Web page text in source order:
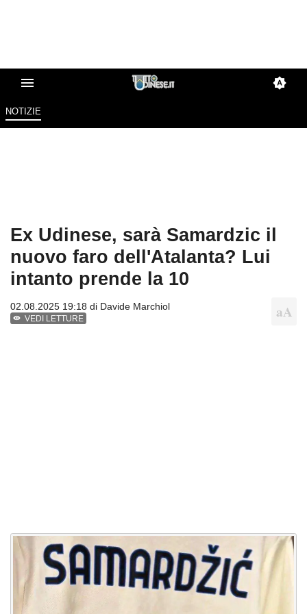
NOTIZIE
Ex Udinese, sarà Samardzic il
nuovo faro dell'Atalanta? Lui
intanto prende la 10
02.08.2025 19:18 di Davide Marchiol
VEDI LETTURE